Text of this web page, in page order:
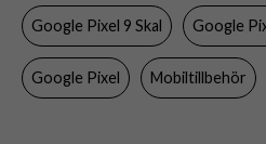
Färg
Material
Google Pixel 9 Skal Google
Google Pixel Mobiltillbehör